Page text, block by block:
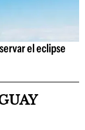
el eclipse